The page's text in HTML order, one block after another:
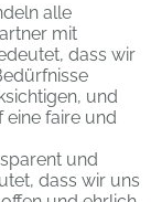
alle
mit
dass wir
und
eine faire und
und
dass wir uns